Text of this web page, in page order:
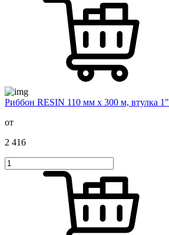
Риббон RESIN 110 мм х 300 м, втулка 1"
от
2 416